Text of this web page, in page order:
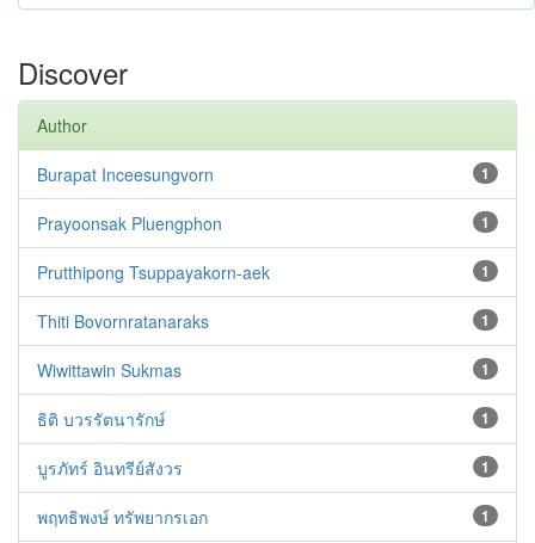
Discover
Author
1
Burapat Inceesungvorn
1
Prayoonsak Pluengphon
1
Prutthipong Tsuppayakorn-aek
1
Thiti Bovornratanaraks
1
Wiwittawin Sukmas
1
ธิติ บวรรัตนารักษ์
1
บูรภัทร์ อินทรีย์สังวร
1
พฤทธิพงษ์ ทรัพยากรเอก